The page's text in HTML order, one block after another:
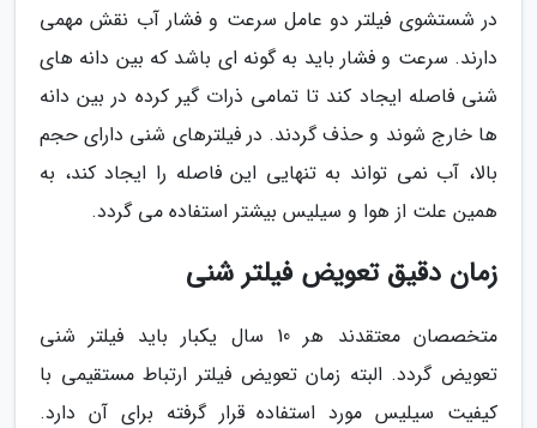
در شستشوی فیلتر دو عامل سرعت و فشار آب نقش مهمی
دارند. سرعت و فشار باید به گونه ای باشد که بین دانه های
شنی فاصله ایجاد کند تا تمامی ذرات گیر کرده در بین دانه
ها خارج شوند و حذف گردند. در فیلترهای شنی دارای حجم
بالا، آب نمی تواند به تنهایی این فاصله را ایجاد کند، به
همین علت از هوا و سیلیس بیشتر استفاده می گردد.
زمان دقیق تعویض فیلتر شنی
متخصصان معتقدند هر 10 سال یکبار باید فیلتر شنی
تعویض گردد. البته زمان تعویض فیلتر ارتباط مستقیمی با
کیفیت سیلیس مورد استفاده قرار گرفته برای آن دارد.